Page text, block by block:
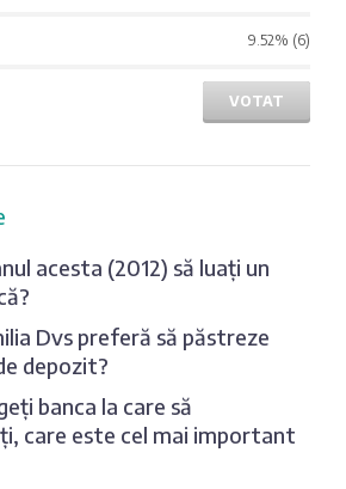
9.52% (6)
VOTAT
acesta (2012) să luați un
Dvs preferă să păstreze
depozit?
banca la care să
care este cel mai important